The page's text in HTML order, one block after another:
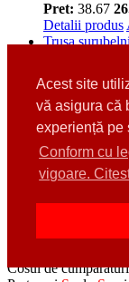
Acest site
vă asigura că
experiență pe
Conform cu
vigoare.
Pret: 38.67
Detalii produs
Trusa
Pret: 743.75
Detalii produs
Set presa de
Pret: 267.75
Cosul de